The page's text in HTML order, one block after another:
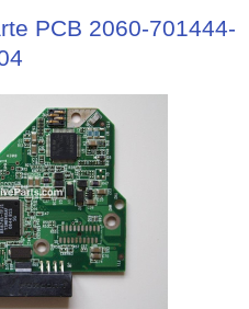
PCB 2060-701444-